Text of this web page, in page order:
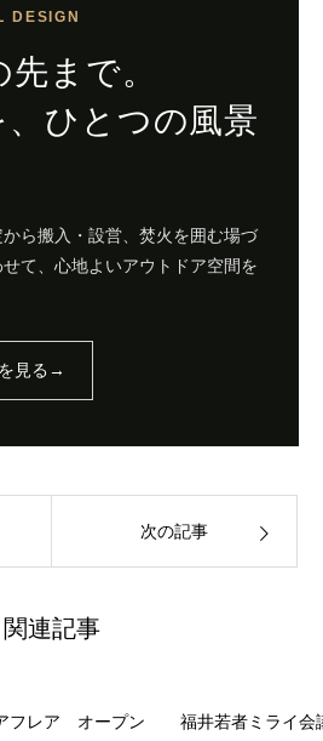
DESIGN
まで。
ひとつの風景
ら搬入・設営、焚火を囲む場づ
て、心地よいアウトドア空間を
見る→
次の記事
関連記事
フレア オープン
福井若者ミライ会